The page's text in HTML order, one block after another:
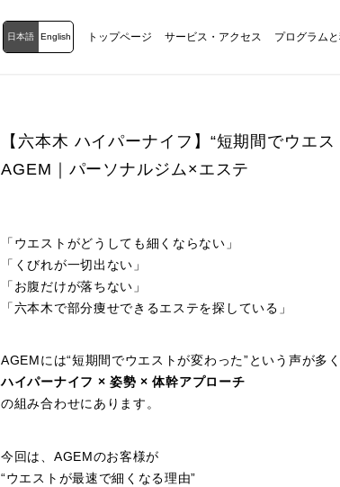
日本語 English トップページ サービス・アクセス プログラム
【六本木 ハイパーナイフ】“短期間でウエ
AGEM｜パーソナルジム×エステ
「ウエストがどうしても細くならない」
「くびれが一切出ない」
「お腹だけが落ちない」
「六本木で部分痩せできるエステを探している」
AGEMには“短期間でウエストが変わった”という声が多
ハイパーナイフ × 姿勢 × 体幹アプローチ
の組み合わせにあります。
今回は、AGEMのお客様が
“ウエストが最速で細くなる理由”